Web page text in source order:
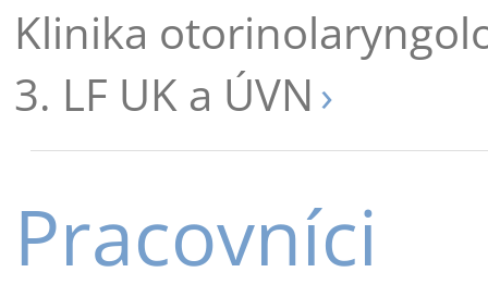
Klinika
3. LF UK a ÚVN
Pracovníci